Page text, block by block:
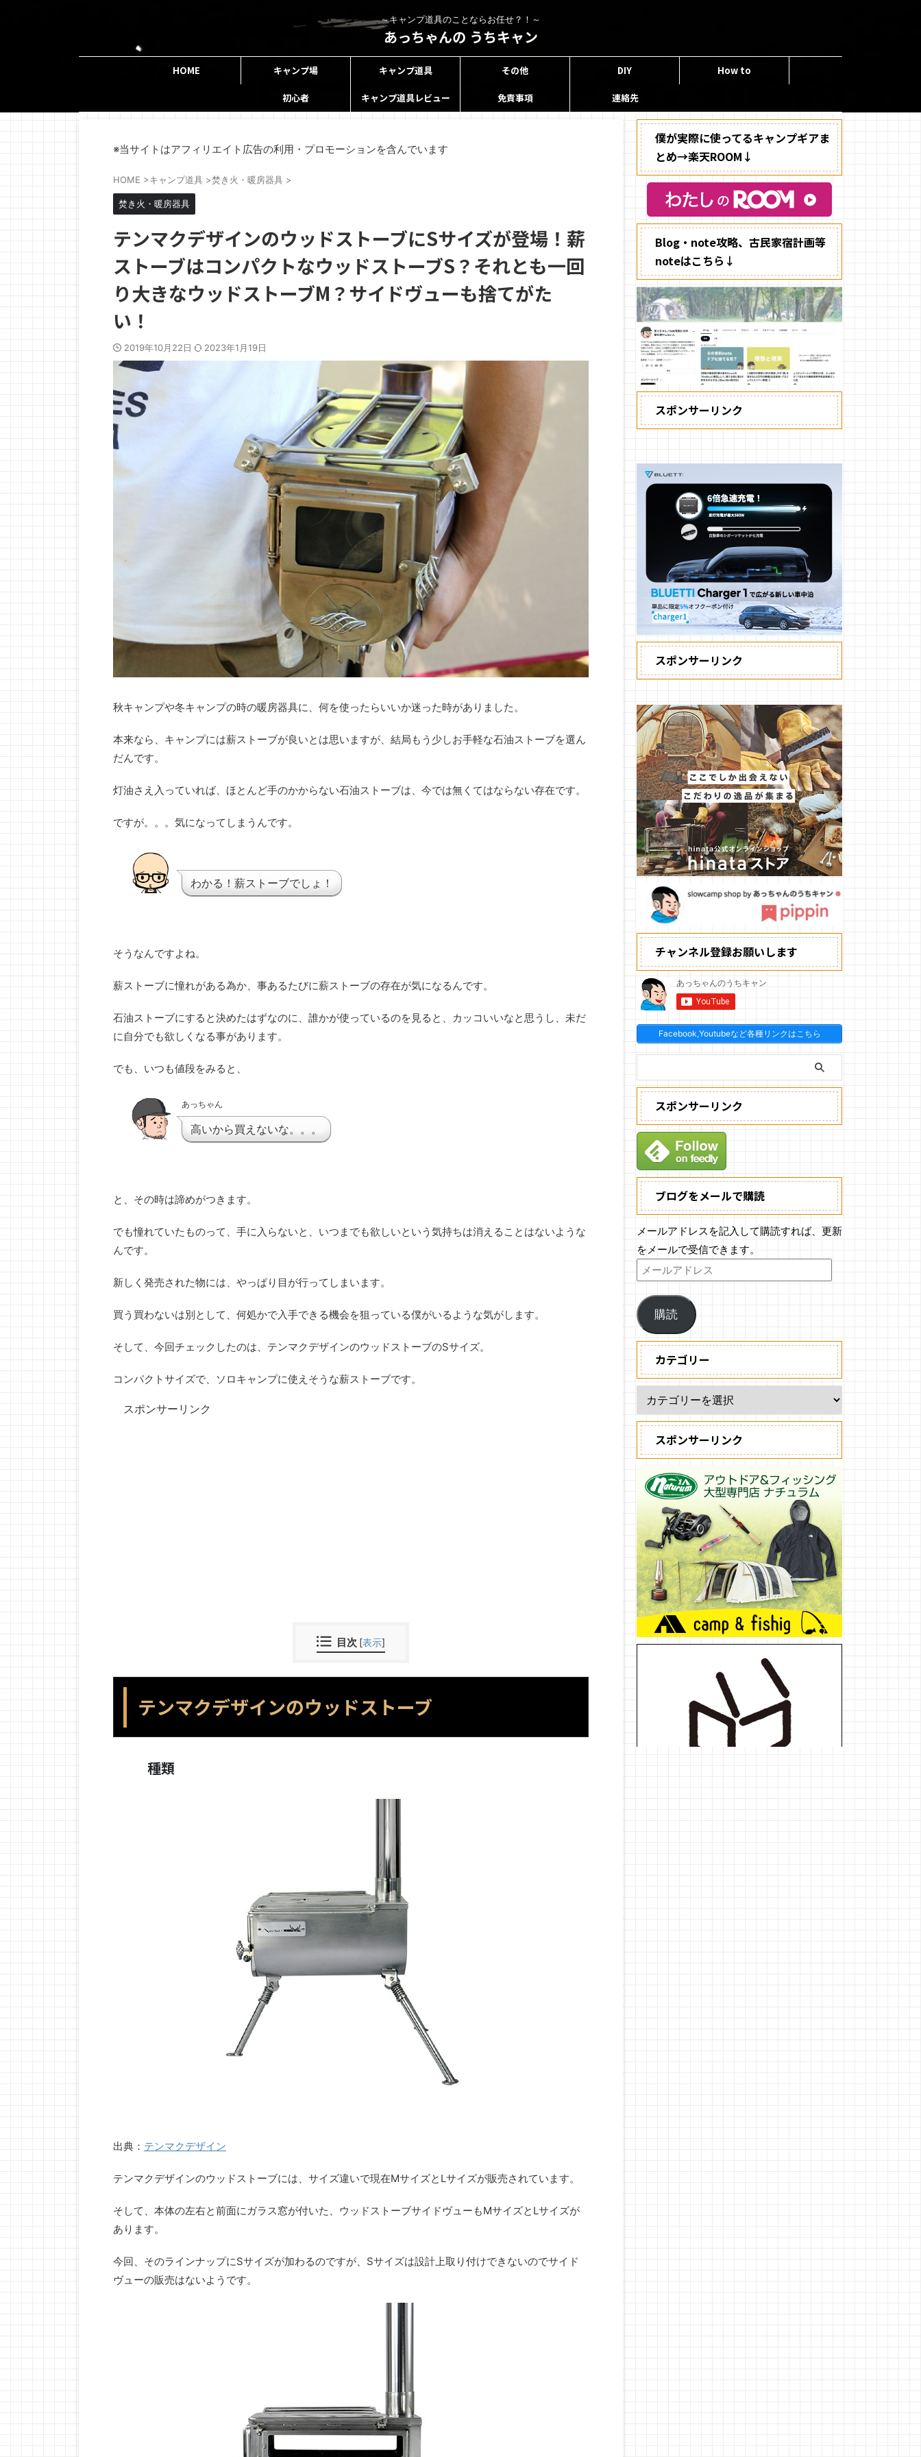
～キャンプ道具のことならお任せ？！～
あっちゃんの うちキャン
HOME キャンプ場 キャンプ道具 その他 DIY How to
初心者 キャンプ道具レビュー 免責事項 連絡先
※当サイトはアフィリエイト広告の利用・プロモーションを含んでいます
HOME >キャンプ道具 >焚き火・暖房器具 >
焚き火・暖房器具
テンマクデザインのウッドストーブにSサイズが登場！薪
ストーブはコンパクトなウッドストーブS？それとも一回
り大きなウッドストーブM？サイドヴューも捨てがた
い！
2019年10月22日 2023年1月19日
秋キャンプや冬キャンプの時の暖房器具に、何を使ったらいいか迷った時がありました。
本来なら、キャンプには薪ストーブが良いとは思いますが、結局もう少しお手軽な石油ストーブを選ん
だんです。
灯油さえ入っていれば、ほとんど手のかからない石油ストーブは、今では無くてはならない存在です。
ですが。。。気になってしまうんです。
わかる！薪ストーブでしょ！
そうなんですよね。
薪ストーブに憧れがある為か、事あるたびに薪ストーブの存在が気になるんです。
石油ストーブにすると決めたはずなのに、誰かが使っているのを見ると、カッコいいなと思うし、未だ
に自分でも欲しくなる事があります。
でも、いつも値段をみると、
あっちゃん
高いから買えないな。。。
と、その時は諦めがつきます。
でも憧れていたものって、手に入らないと、いつまでも欲しいという気持ちは消えることはないような
んです。
新しく発売された物には、やっぱり目が行ってしまいます。
買う買わないは別として、何処かで入手できる機会を狙っている僕がいるような気がします。
そして、今回チェックしたのは、テンマクデザインのウッドストーブのSサイズ。
コンパクトサイズで、ソロキャンプに使えそうな薪ストーブです。
スポンサーリンク
目次 [表示]
テンマクデザインのウッドストーブ
種類
出典： テンマクデザイン
テンマクデザインのウッドストーブには、サイズ違いで現在MサイズとLサイズが販売されています。
そして、本体の左右と前面にガラス窓が付いた、ウッドストーブサイドヴューもMサイズとLサイズが
あります。
今回、そのラインナップにSサイズが加わるのですが、Sサイズは設計上取り付けできないのでサイド
ヴューの販売はないようです。
僕が実際に使ってるキャンプギアま
とめ→楽天ROOM↓
Blog・note攻略、古民家宿計画等
noteはこちら↓
スポンサーリンク
スポンサーリンク
チャンネル登録お願いします
Facebook,Youtubeなど各種リンクはこちら
スポンサーリンク
ブログをメールで購読
メールアドレスを記入して購読すれば、更新
をメールで受信できます。
購読
カテゴリー
スポンサーリンク